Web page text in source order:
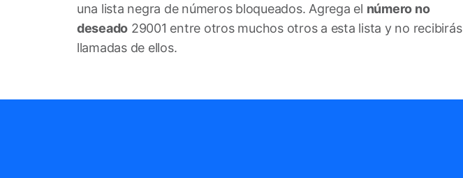
una lista negra de números bloqueados. Agrega el número no
deseado 29001 entre otros muchos otros a esta lista y no recibirás
llamadas de ellos.